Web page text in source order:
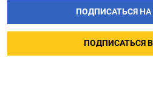
ПОДПИСАТЬСЯ НА
ПОДПИСАТЬСЯ В